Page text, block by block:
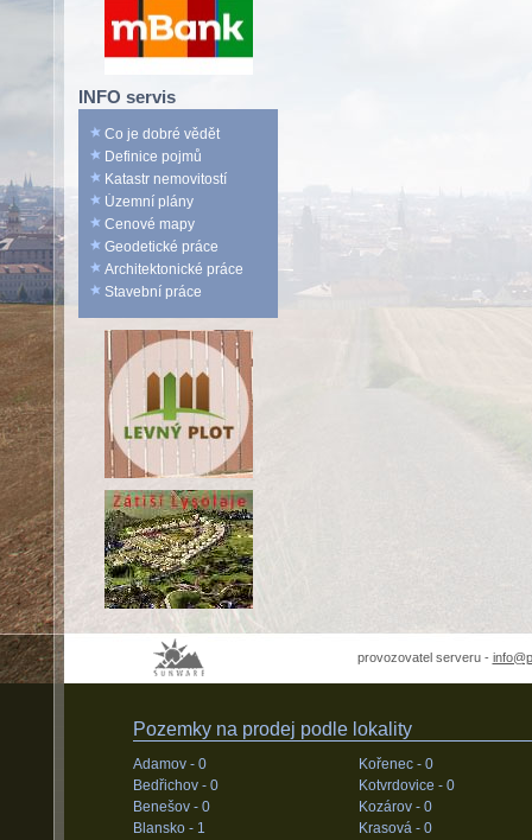
INFO servis
Co je dobré vědět
Definice pojmů
Katastr nemovitostí
Územní plány
Cenové mapy
Geodetické práce
Architektonické práce
Stavební práce
provozovatel serveru -
Pozemky na prodej podle lokality
Adamov - 0
Bedřichov - 0
Benešov - 0
Blansko - 1
Kořenec - 0
Kotvrdovice - 0
Kozárov - 0
Krasová - 0